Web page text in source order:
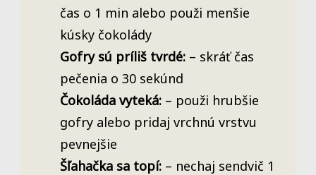
čas o 1 min alebo použi menšie
kúsky čokolády
Gofry sú príliš tvrdé: – skráť čas
pečenia o 30 sekúnd
Čokoláda vyteká: – použi hrubšie
gofry alebo pridaj vrchnú vrstvu
pevnejšie
Šľahačka sa topí: – nechaj sendvič 1